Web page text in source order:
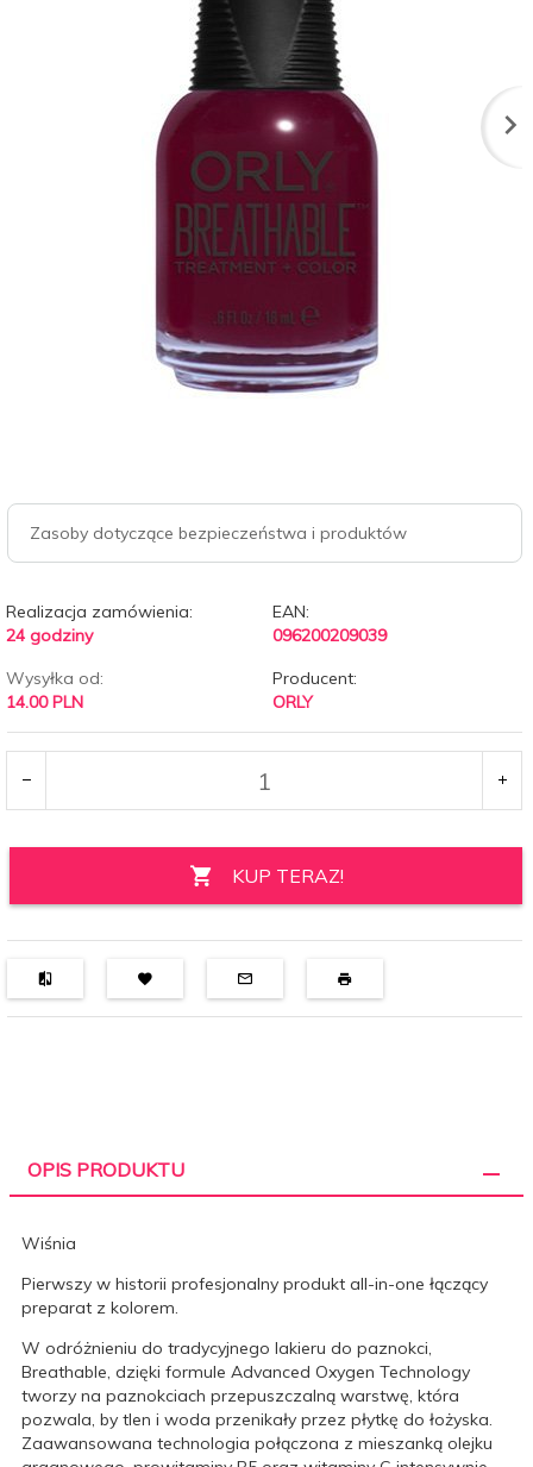
Zasoby dotyczące bezpieczeństwa i produktów
Realizacja zamówienia:
24 godziny
EAN:
096200209039
Wysyłka od:
14.00 PLN
Producent:
ORLY
KUP TERAZ!
OPIS PRODUKTU
Wiśnia
Pierwszy w historii profesjonalny produkt all-in-one łączący
preparat z kolorem.
W odróżnieniu do tradycyjnego lakieru do paznokci,
Breathable, dzięki formule Advanced Oxygen Technology
tworzy na paznokciach przepuszczalną warstwę, która
pozwala, by tlen i woda przenikały przez płytkę do łożyska.
Zaawansowana technologia połączona z mieszanką olejku